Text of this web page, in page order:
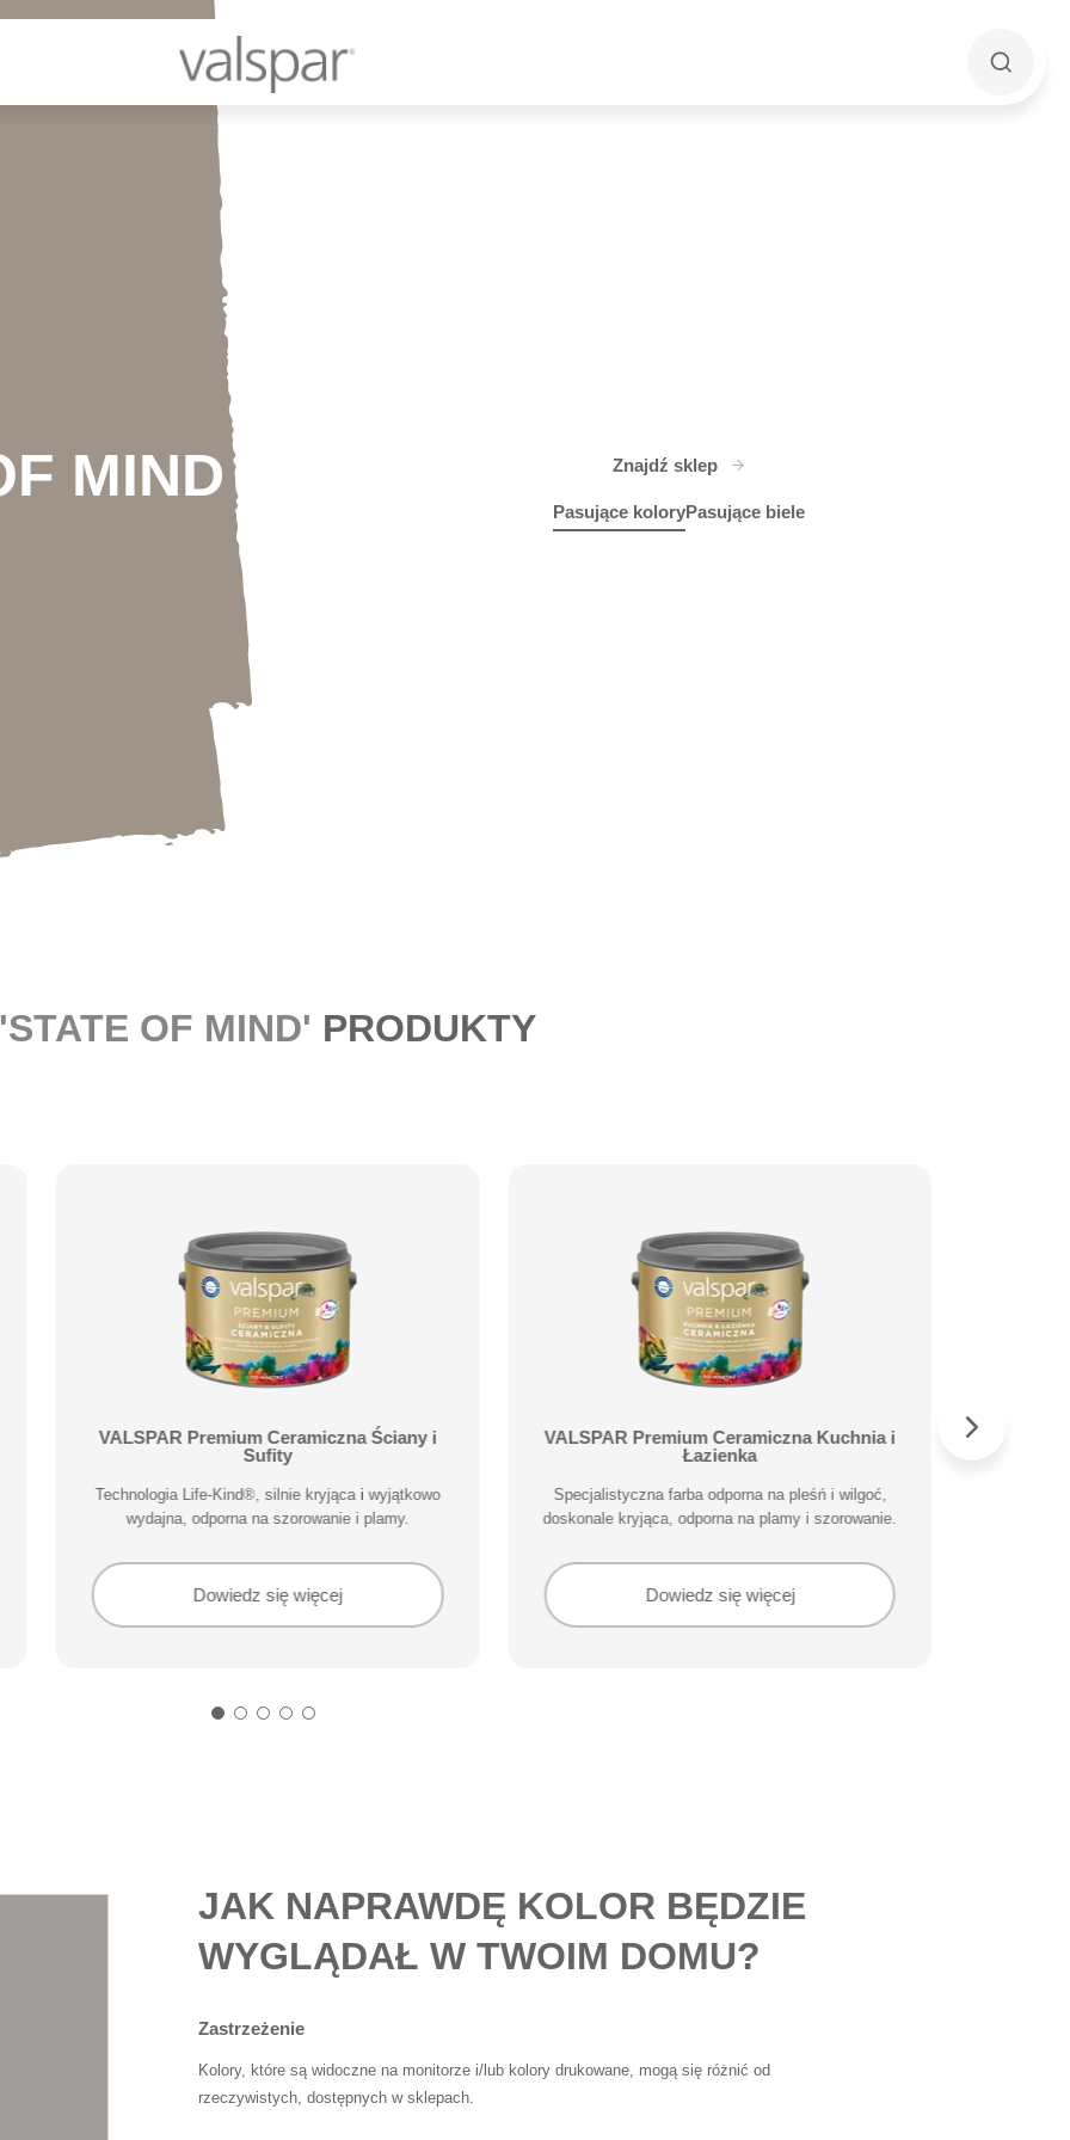
MIND Znajdź sklep
Pasujące koloryPasujące biele
OF MIND' PRODUKTY
VALSPAR Premium Ceramiczna Ściany i
Sufity
Technologia Life-Kind®, silnie kryjąca i wyjątkowo
wydajna, odporna na szorowanie i plamy.
Dowiedz się więcej
VALSPAR Premium Ceramiczna Kuchnia i
Łazienka
Specjalistyczna farba odporna na pleśń i wilgoć,
doskonale kryjąca, odporna na plamy i szorowanie.
Dowiedz się więcej
JAK NAPRAWDĘ KOLOR BĘDZIE
WYGLĄDAŁ W TWOIM DOMU?
Zastrzeżenie
Kolory, które są widoczne na monitorze i/lub kolory drukowane, mogą się różnić od
rzeczywistych, dostępnych w sklepach.